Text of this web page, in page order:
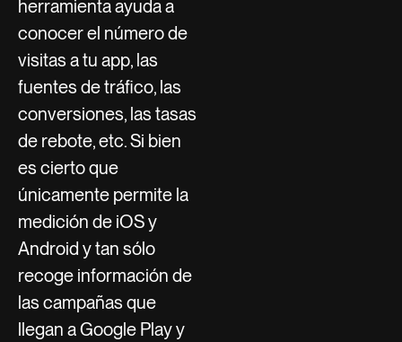
herramienta ayuda a
conocer el número de
visitas a tu app, las
fuentes de tráfico, las
conversiones, las tasas
de rebote, etc. Si bien
es cierto que
únicamente permite la
medición de iOS y
Android y tan sólo
recoge información de
las campañas que
llegan a Google Play y